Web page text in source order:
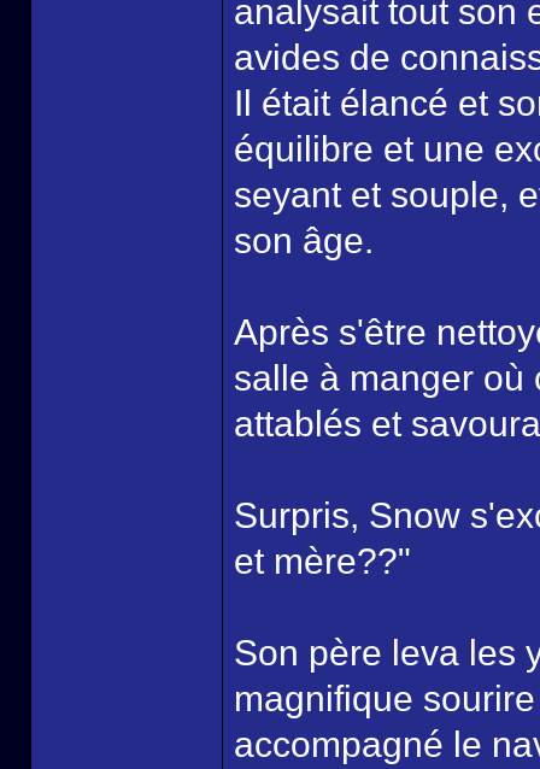
analysait tout son
avides de
Il était élancé et
équilibre et une
seyant et souple,
son âge.
Après s'être
salle à manger où
attablés et
Surpris, Snow
et mère??"
Son père leva les
magnifique
accompagné le